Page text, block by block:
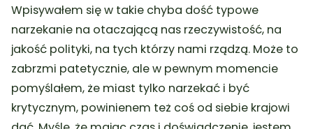
Wpisywałem się w takie chyba dość typowe
narzekanie na otaczającą nas rzeczywistość, na
jakość polityki, na tych którzy nami rządzą. Może to
zabrzmi patetycznie, ale w pewnym momencie
pomyślałem, że miast tylko narzekać i być
krytycznym, powinienem też coś od siebie krajowi